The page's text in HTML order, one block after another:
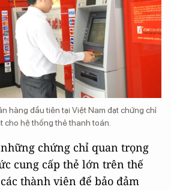
hàng đầu tiên tại Việt Nam đạt chứng chỉ
cho hệ thống thẻ thanh toán.
chứng chỉ quan trọng
cung cấp thẻ lớn trên thế
thành viên để bảo đảm